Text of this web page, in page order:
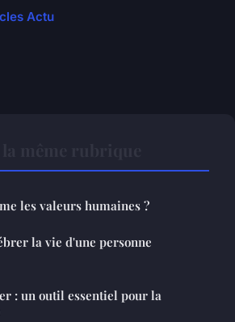
Actu
les valeurs humaines ?
la vie d'une personne
: un outil essentiel pour la